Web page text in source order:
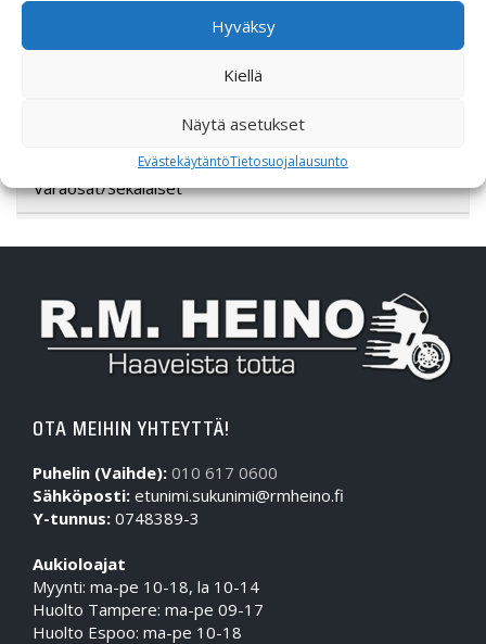
Hyväksy
Kiellä
Näytä asetukset
EvästekäytäntöTietosuojalausunto
Varaosat/Sekalaiset
OTA MEIHIN YHTEYTTÄ!
Puhelin (Vaihde): 010 617 0600
Sähköposti: etunimi.sukunimi@rmheino.fi
Y-tunnus: 0748389-3
Aukioloajat
Myynti: ma-pe 10-18, la 10-14
Huolto Tampere: ma-pe 09-17
Huolto Espoo: ma-pe 10-18